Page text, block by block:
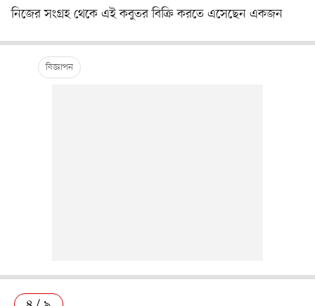
নিজের সংগ্রহ থেকে এই কবুতর বিক্রি করতে এসেছেন একজন